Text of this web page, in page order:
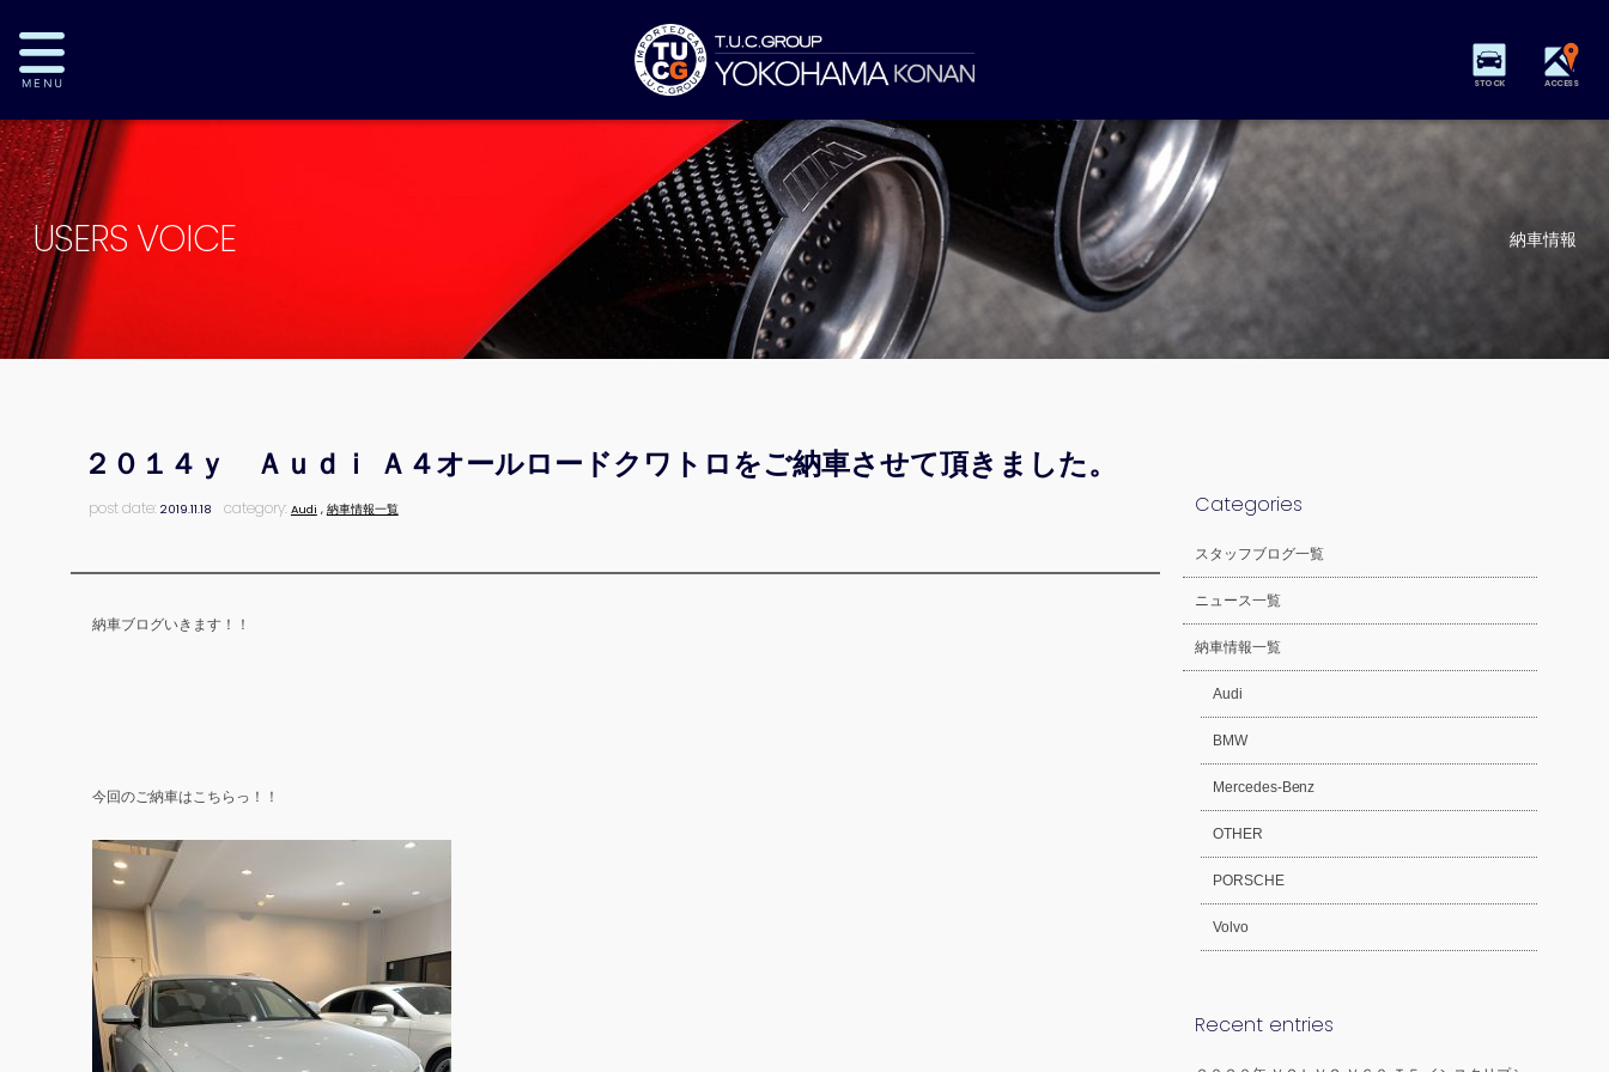
STOCK ACCESS
USERS VOICE 納車情報
２０１４ｙ Ａｕｄｉ Ａ４オールロードクワトロをご納車させて頂きました。
post date:2019.11.18 category: Audi , 納車情報一覧
納車ブログいきます！！
今回のご納車はこちらっ！！
Categories
スタッフブログ一覧
ニュース一覧
納車情報一覧
Audi
BMW
Mercedes-Benz
OTHER
PORSCHE
Volvo
Recent entries